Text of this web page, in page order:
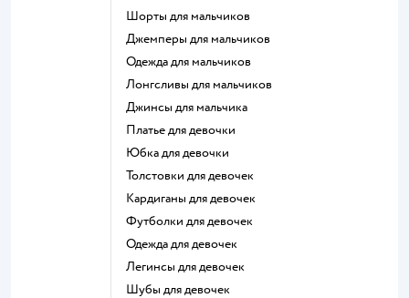
Шорты для мальчиков
Джемперы для мальчиков
Одежда для мальчиков
Лонгсливы для мальчиков
Джинсы для мальчика
Платье для девочки
Юбка для девочки
Толстовки для девочек
Кардиганы для девочек
Футболки для девочек
Одежда для девочек
Легинсы для девочек
Шубы для девочек